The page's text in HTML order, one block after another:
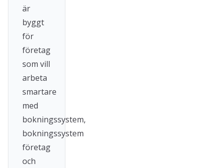
är
byggt
för
företag
som vill
arbeta
smartare
med
bokningssystem,
bokningssystem
företag
och